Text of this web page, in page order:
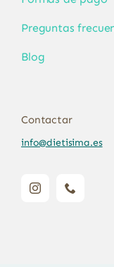
Preguntas
Blog
Contactar
info@dietisima.es